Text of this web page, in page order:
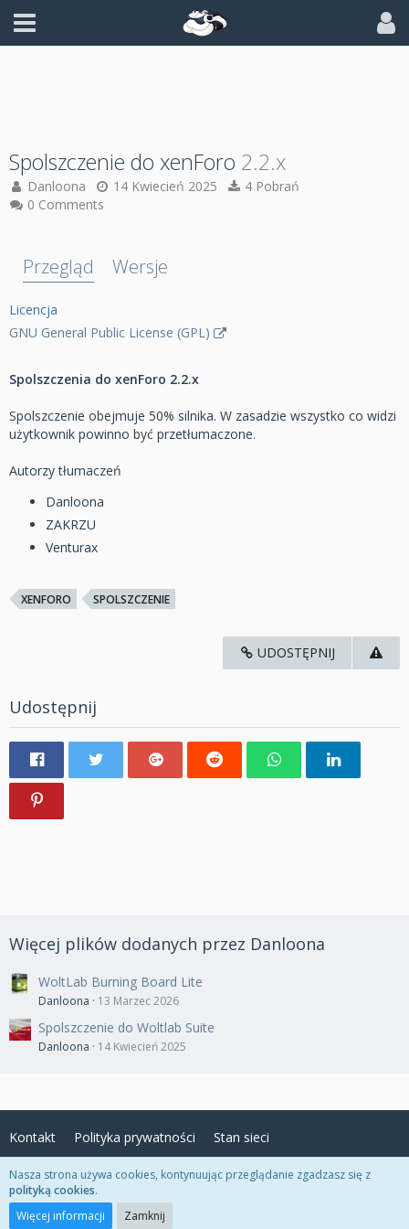
Spolszczenie do xenForo 2.2.x
Danloona 14 Kwiecień 2025
4 Pobrań
0 Comments
Przegląd Wersje
Licencja
GNU General Public License (GPL)
Spolszczenia do xenForo 2.2.x
Spolszczenie obejmuje 50% silnika. W zasadzie wszystko co widzi
użytkownik powinno być przetłumaczone.
Autorzy tłumaczeń
Danloona
ZAKRZU
Venturax
XENFORO SPOLSZCZENIE
UDOSTĘPNIJ
Udostępnij
Więcej plików dodanych przez Danloona
WoltLab Burning Board Lite
Danloona 13 Marzec 2026
Spolszczenie do Woltlab Suite
Danloona 14 Kwiecień 2025
Kontakt Polityka prywatności Stan sieci
Copyright © 2022-2026Danloona Systems™
Nasza strona używa cookies, kontynuując przeglądanie zgadzasz się z
polityką cookies.
Więcej informacji
Zamknij